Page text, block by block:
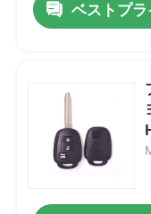
ベストプラ